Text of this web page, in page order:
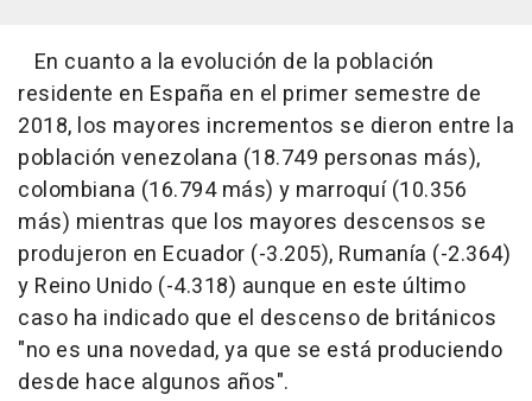
En cuanto a la evolución de la población
residente en España en el primer semestre de
2018, los mayores incrementos se dieron entre la
población venezolana (18.749 personas más),
colombiana (16.794 más) y marroquí (10.356
más) mientras que los mayores descensos se
produjeron en Ecuador (-3.205), Rumanía (-2.364)
y Reino Unido (-4.318) aunque en este último
caso ha indicado que el descenso de británicos
"no es una novedad, ya que se está produciendo
desde hace algunos años".